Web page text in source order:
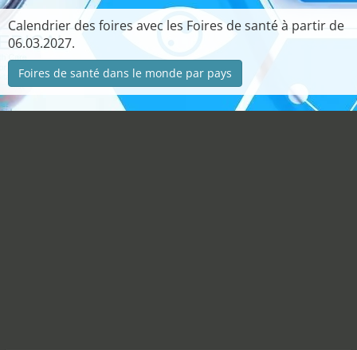
Calendrier des foires avec les Foires de santé à partir de
06.03.2027.
Foires de santé dans le monde par pays